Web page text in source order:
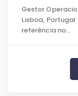
Gestor
Lisboa,
referência no…